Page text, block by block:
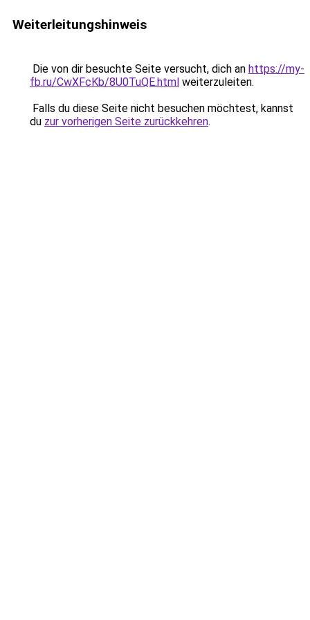
Weiterleitungshinweis
Die von dir besuchte Seite versucht, dich an https://my-
fb.ru/CwXFcKb/8U0TuQE.html weiterzuleiten.
Falls du diese Seite nicht besuchen möchtest, kannst
du zur vorherigen Seite zurückkehren.